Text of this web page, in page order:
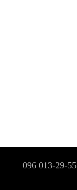
096 013-29-55